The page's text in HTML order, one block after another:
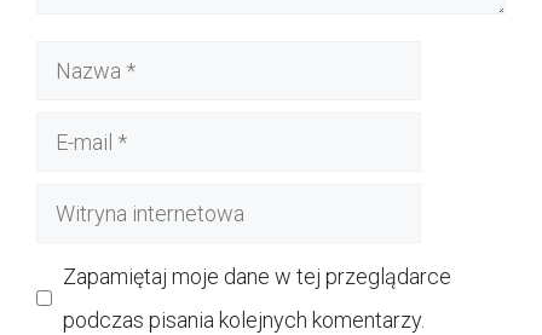
Nazwa
Witryna
Zapamiętaj moje dane w tej przeglądarce
podczas pisania kolejnych komentarzy.